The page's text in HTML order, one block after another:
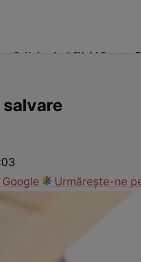
Stil de viațăClick! Pentru
Urmărește-ne